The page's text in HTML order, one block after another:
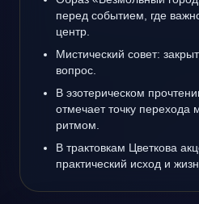
перед событием, где
центр.
Мистический совет:
вопрос.
В эзотерическом
отмечает точку
ритмом.
В трактовкам Цветкова
практический исход и